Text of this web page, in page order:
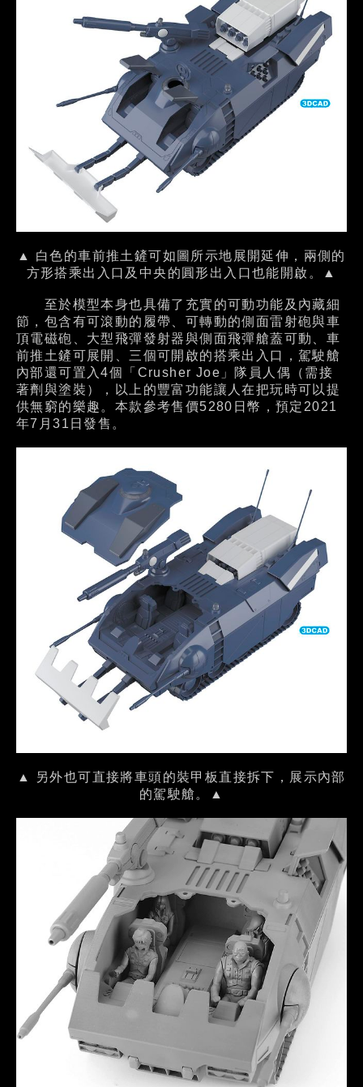
▲ 白色的車前推土鏟可如圖所示地展開延伸，兩側的
方形搭乘出入口及中央的圓形出入口也能開啟。▲
至於模型本身也具備了充實的可動功能及內藏細
節，包含有可滾動的履帶、可轉動的側面雷射砲與車
頂電磁砲、大型飛彈發射器與側面飛彈艙蓋可動、車
前推土鏟可展開、三個可開啟的搭乘出入口，駕駛艙
內部還可置入4個「Crusher Joe」隊員人偶（需接
著劑與塗裝），以上的豐富功能讓人在把玩時可以提
供無窮的樂趣。本款參考售價5280日幣，預定2021
年7月31日發售。
▲ 另外也可直接將車頭的裝甲板直接拆下，展示內部
的駕駛艙。▲